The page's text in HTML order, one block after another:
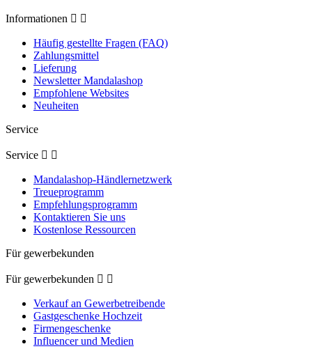
Informationen  
Häufig gestellte Fragen (FAQ)
Zahlungsmittel
Lieferung
Newsletter Mandalashop
Empfohlene Websites
Neuheiten
Service
Service  
Mandalashop-Händlernetzwerk
Treueprogramm
Empfehlungsprogramm
Kontaktieren Sie uns
Kostenlose Ressourcen
Für gewerbekunden
Für gewerbekunden  
Verkauf an Gewerbetreibende
Gastgeschenke Hochzeit
Firmengeschenke
Influencer und Medien